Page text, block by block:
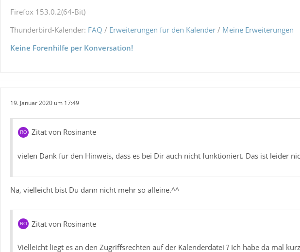
Firefox 153.0.2(64-Bit)
Thunderbird-Kalender: FAQ / Erweiterungen für den Kalender/ Meine Erweiterungen
Keine Forenhilfe per Konversation!
19. Januar 2020 um 17:49
Zitat von Rosinante
vielen Dank für den Hinweis, dass es bei Dir auch nicht funktioniert. Das ist leider
Na, vielleicht bist Du dann nicht mehr so alleine.^^
Zitat von Rosinante
Vielleicht liegt es an den Zugriffsrechten auf der Kalenderdatei ? Ich habe da mal